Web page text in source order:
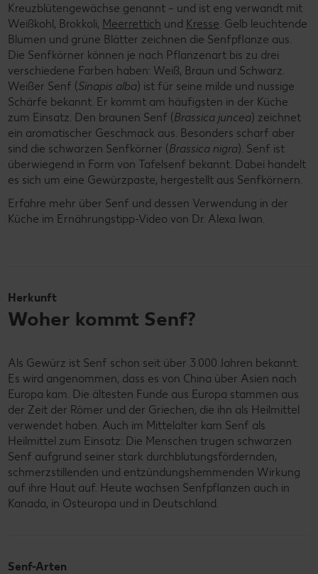
Kreuzblütengewächse genannt – und ist eng verwandt mit
Weißkohl, Brokkoli, Meerrettich und Kresse . Gelb leuchtende
Blumen und grüne Blätter zeichnen die Senfpflanze aus.
Die Senfkörner können je nach Pflanzenart bis zu drei
verschiedene Farben haben: Weiß, Braun und Schwarz.
Weißer Senf (Sinapis alba) ist für seine milde und nussige
Schärfe bekannt. Er kommt am häufigsten in der Küche
zum Einsatz. Den braunen Senf (Brassica juncea) zeichnet
ein aromatischer Geschmack aus. Besonders scharf aber
sind die schwarzen Senfkörner (Brassica nigra). Senf ist
überwiegend in Form von Tafelsenf bekannt. Dabei handelt
es sich um eine Gewürzpaste, hergestellt aus Senfkörnern.
Erfahre mehr über Senf und dessen Verwendung in der
Küche im Ernährungstipp-Video von Dr. Alexa Iwan.
Herkunft
Woher kommt Senf?
Als Gewürz ist Senf schon seit über 3.000 Jahren bekannt.
Es wird angenommen, dass es von China über Asien nach
Europa kam. Die ältesten Funde aus Europa stammen aus
der Zeit der Römer und der Griechen, die ihn als Heilmittel
verwendet haben. Auch im Mittelalter kam Senf als
Heilmittel zum Einsatz: Die Menschen trugen schwarzen
Senf aufgrund seiner stark durchblutungsfördernden,
schmerzstillenden und entzündungshemmenden Wirkung
auf ihre Haut auf. Heute wachsen Senfpflanzen auch in
Kanada, in Osteuropa und in Deutschland.
Senf-Arten